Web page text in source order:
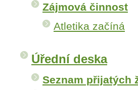
Zájmová činnost
Atletika začíná
Úřední deska
Seznam přijatých